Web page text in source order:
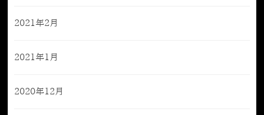
2021年2月
2021年1月
2020年12月